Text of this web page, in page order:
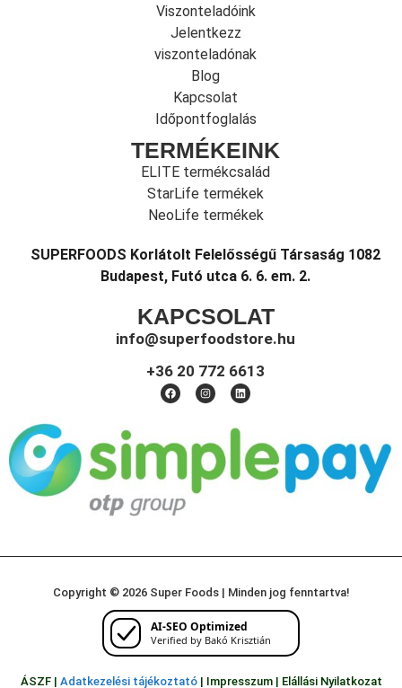
Viszonteladóink
Jelentkezz
viszonteladónak
Blog
Kapcsolat
Időpontfoglalás
TERMÉKEINK
ELITE termékcsalád
StarLife termékek
NeoLife termékek
SUPERFOODS Korlátolt Felelősségű Társaság 1082
Budapest, Futó utca 6. 6. em. 2.
KAPCSOLAT
info@superfoodstore.hu
+36 20 772 6613
Copyright © 2026 Super Foods | Minden jog fenntartva!
AI-SEO Optimized
Verified by Bakó Krisztián
ÁSZF | Adatkezelési tájékoztató| Impresszum| Elállási Nyilatkozat